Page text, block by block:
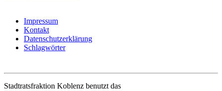
Impressum
Kontakt
Datenschutzerklärung
Schlagwörter
Stadtratsfraktion Koblenz benutzt das